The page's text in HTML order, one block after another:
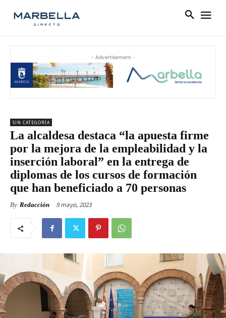
- Advertisement -
SIN CATEGORÍA
La alcaldesa destaca “la apuesta firme
por la mejora de la empleabilidad y la
inserción laboral” en la entrega de
diplomas de los cursos de formación
que han beneficiado a 70 personas
By Redacción 9 mayo, 2023